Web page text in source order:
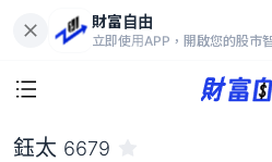
財富自由
立即使用APP，開啟您的股市
231.50
9.26%
鈺太 6679